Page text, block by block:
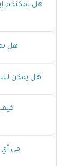
هل يمكنكم
هل
هل يمكن
في أي